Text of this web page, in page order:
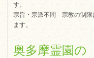
す。
宗旨・宗派不問 宗教の制限
ます。
奥多摩霊園の